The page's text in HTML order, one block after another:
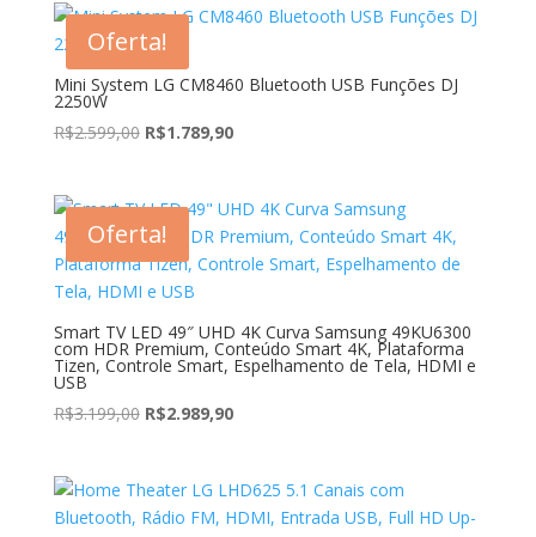
Oferta!
Mini System LG CM8460 Bluetooth USB Funções DJ
2250W
R$2.599,00 O
era:
R$2.599,00.
R$1.789,90O
é:
R$1.789,90.
Oferta!
Smart TV LED 49″ UHD 4K Curva Samsung 49KU6300
com HDR Premium, Conteúdo Smart 4K, Plataforma
Tizen, Controle Smart, Espelhamento de Tela, HDMI e
USB
R$3.199,00 O
era:
R$3.199,00.
R$2.989,90O
é:
R$2.989,90.